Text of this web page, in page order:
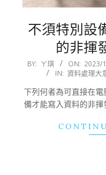
不須特別設
的非揮
2023-
02
BY: ㄚ琪 ON: 2023/
IN: 資料處理大
下列何者為可直接在
備才能寫入資料的非